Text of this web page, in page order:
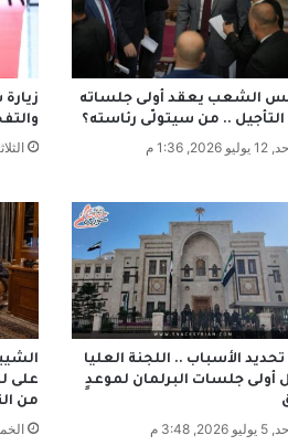
ل
ط
ل
ب
ه
ا
ا
ل
ا
ق
و
ز
و
ج
ه
يُ
الشعب يعقد أولى جلساته
التأجيل .. من سيتولّى رئاسته؟
2026, 1:36 م الثلاثاء, 7
الأسباب .. اللجنة العليا
أولى جلسات البرلمان لموعدٍ
2026, 3:48 م
على
من
الخميس, 2